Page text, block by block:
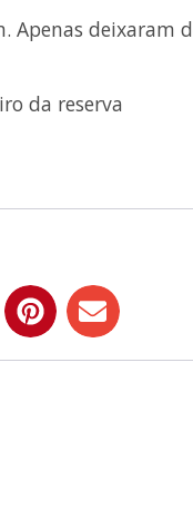
Apenas deixaram
da reserva